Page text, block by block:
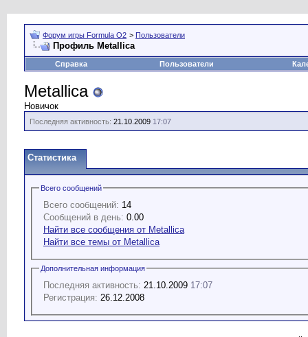
Форум игры Formula O2 > Пользователи
Профиль Metallica
Справка Пользователи
Metallica
Новичок
Последняя активность: 21.10.2009 17:07
Статистика
Всего сообщений
Всего сообщений: 14
Сообщений в день: 0.00
Найти все сообщения от Metallica
Найти все темы от Metallica
Дополнительная информация
Последняя активность: 21.10.2009 17:07
Регистрация: 26.12.2008